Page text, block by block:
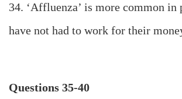
34. ‘Affluenza’ is more common in
have not had to work for their
Questions 35-40